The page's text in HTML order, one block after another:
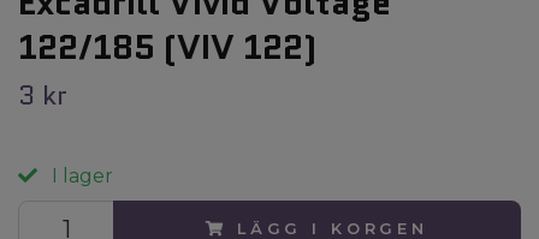
122/185 (VIV 122)
3 kr
I lager
LÄGG I KORGEN